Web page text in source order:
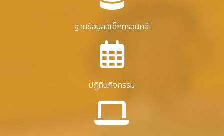
ฐานข้อมูลอิเล็กทรอนิกส์
ปฏิทินกิจกรรม